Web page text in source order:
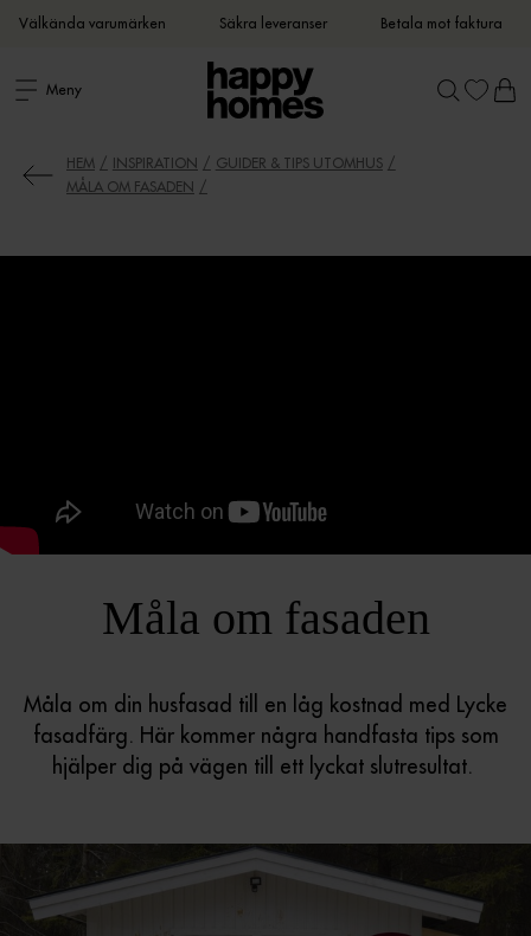
Välkända varumärken Säkra leveranser Betala mot faktura
Meny
HEM INSPIRATION
GUIDER & TIPS UTOMHUS
MÅLA OM FASADEN
Måla om fasaden
Måla om din husfasad till en låg kostnad med Lycke
fasadfärg. Här kommer några handfasta tips som
hjälper dig på vägen till ett lyckat slutresultat.